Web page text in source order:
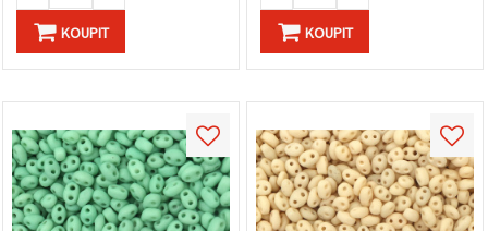
KOUPIT KOUPIT